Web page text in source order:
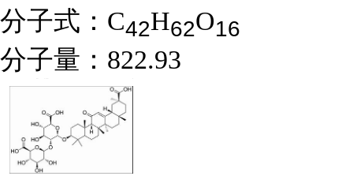
分子式： C42H62O16
分子量： 822.93